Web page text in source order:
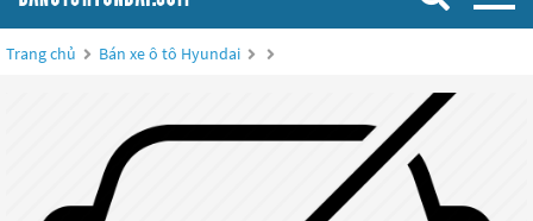
Trang chủ Bán xe ô tô Hyundai